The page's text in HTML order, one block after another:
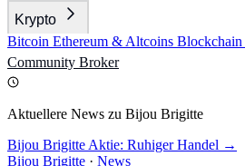
Krypto
Bitcoin Ethereum & Altcoins Blockchain
Community Broker
Aktuellere News zu Bijou Brigitte
Bijou Brigitte Aktie: Ruhiger Handel →
Bijou Brigitte · News